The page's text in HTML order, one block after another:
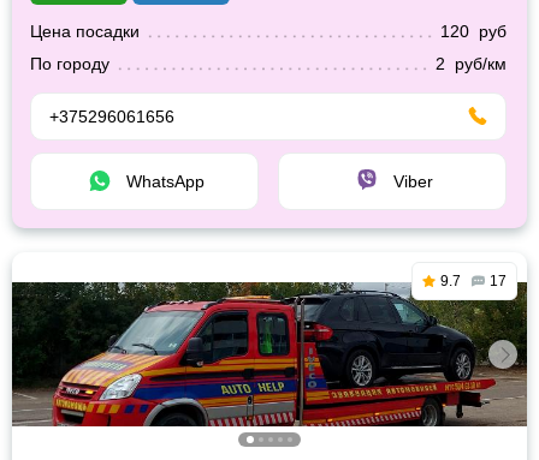
Цена посадки
120 руб
По городу
2 руб/км
+375296061656
WhatsApp Viber
9.7 17